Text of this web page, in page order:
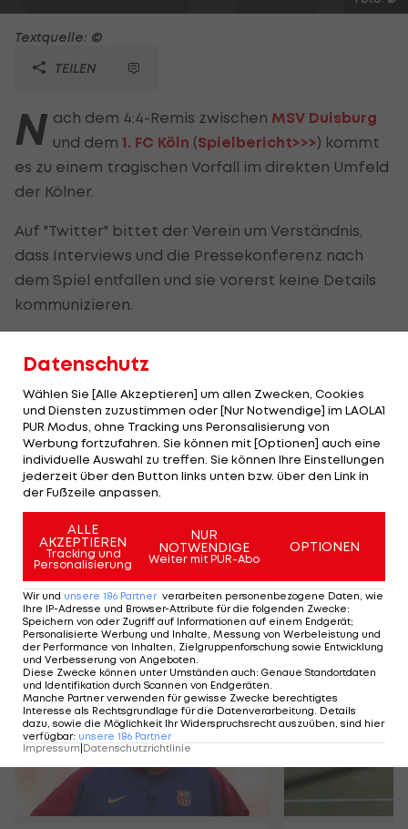
Textquelle: ©
TEILEN
N ach dem 4:4-Remis zwischen MSV Duisburg
und dem 1. FC Köln (Spielbericht>>>) kommt
es zu einem tragischen Vorfall im direkten Umfeld
der Kölner.
Auf "Twitter" bittet der Verein um Verständnis,
dass Interviews und die Pressekonferenz nach
dem Spiel entfallen und sie vorerst keine Details
kommunizieren.
TrainerMarkus Anfang
hat. Auf TV-Bildern soll zu sehen sein, wie der 44-
Jährige aus dem Stadion stürmt, vor dem VIP-
Eingang sind mehrere Feuerwehrwagen vor Ort.
Der legendäre Durchmarsch des FC
Wacker Tirol I #Zwarakonferenz History
Zwarakonferenz
Christopher Knett
Mehr zum Thema
Datenschutz
Wählen Sie [Alle Akzeptieren] um allen Zwecken, Cookies
und Diensten zuzustimmen oder [Nur Notwendige] im LAOLA1
PUR Modus, ohne Tracking uns Peronsalisierung von
Werbung fortzufahren. Sie können mit [Optionen] auch eine
individuelle Auswahl zu treffen. Sie können Ihre Einstellungen
jederzeit über den Button links unten bzw. über den Link in
der Fußzeile anpassen.
ALLE
AKZEPTIEREN
Tracking und
Personalisierung
NUR
NOTWENDIGE
Weiter mit PUR-Abo
OPTIONEN
Wir und unsere 186 Partner verarbeiten personenbezogene Daten, wie
Ihre IP-Adresse und Browser-Attribute für die folgenden Zwecke:
Speichern von oder Zugriff auf Informationen auf einem Endgerät;
Personalisierte Werbung und Inhalte, Messung von Werbeleistung und
der Performance von Inhalten, Zielgruppenforschung sowie Entwicklung
und Verbesserung von Angeboten
Diese Zwecke können unter Umständen auch: Genaue Standortdaten
und Identifikation durch Scannen von Endgeräten
Manche Partner verwenden für gewisse Zwecke berechtigtes
Interesse als Rechtsgrundlage für die Datenverarbeitung. Details
dazu, sowie die Möglichkeit Ihr Widerspruchsrecht auszuüben, sind hier
verfügbar: unsere 186 Partner
Impressum|Datenschutzrichtlinie